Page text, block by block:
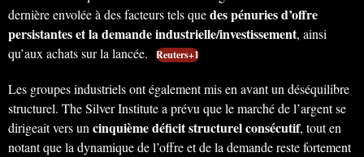
dernière envolée à des facteurs tels quedes pénuries d’offre
persistantes et la demande industrielle/investissement, ainsi
qu’aux achats sur la lancée.
Reuters+1
Les groupes industriels ont également mis en avant un déséquilibre
structurel. The Silver Institute a prévu que le marché de l’argent se
dirigeait vers uncinquième déficit structurel consécutif, tout en
notant que la dynamique de l’offre et de la demande reste fortement